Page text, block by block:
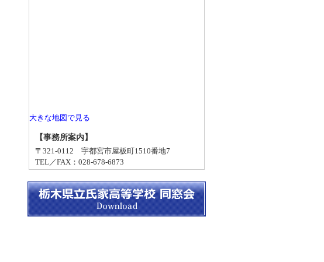
大きな地図で見る
【事務所案内】
〒321-0112 宇都宮市屋板町1510番地7
TEL／FAX：028-678-6873